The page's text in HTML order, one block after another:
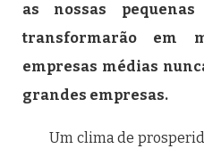
as nossas
transformarão em
empresas médias
grandes empresas.
Um clima de